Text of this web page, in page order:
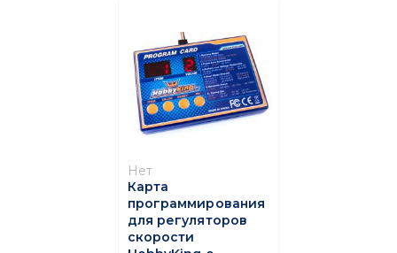
Нет
Карта
программирования
для регуляторов
скорости